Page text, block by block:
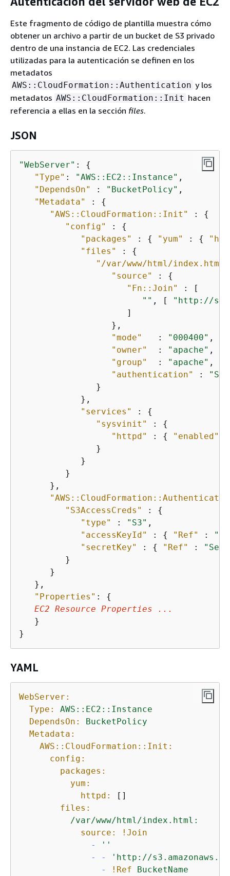
Este fragmento de código de plantilla muestra cómo
obtener un archivo a partir de un bucket de S3 privado
dentro de una instancia de EC2. Las credenciales
utilizadas para la autenticación se definen en los
metadatos
AWS::CloudFormation::Authentication y los
metadatos AWS::CloudFormation::Init hacen
referencia a ellas en la sección files.
JSON
"WebServer" : {
"Type" : "AWS::EC2::Instance" ,
"DependsOn"
: "BucketPolicy" ,
"Metadata"
: {
"AWS::CloudFormation::Init"
: {
"config"
: {
"packages"
: { "yum" : {
"files"
: {
"/var/www/html/index.html"
"source"
: {
"Fn::Join"
: [
"" , [
"http://
                     ]
                  },
"mode"
   :
"000400" ,
"owner"
  :
"apache" ,
"group"
  :
"apache" ,
"authentication"
:
               }
            },
"services"
: {
"sysvinit"
: {
"httpd"
: { "enabled"
               }
            }
         }
      },
"S3AccessCreds"
: {
"type"
: "S3" ,
"accessKeyId"
: { "Ref" :
"secretKey"
: { "Ref" :
         }
      }
   },
"Properties" : {
EC2 Resource Properties ...
   }
}
YAML
WebServer:
Type:
AWS::EC2::Instance
DependsOn:
BucketPolicy
Metadata:
AWS::CloudFormation::Init:
config:
packages:
yum:
httpd:
[]
files:
/var/www/html/index.html:
source:
!Join
-
''
-
-
'http://
-
!Ref
BucketName